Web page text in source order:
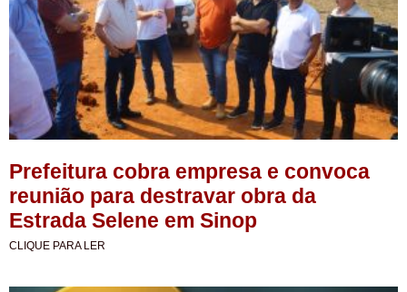
Prefeitura cobra empresa e convoca
reunião para destravar obra da
Estrada Selene em Sinop
CLIQUE PARA LER